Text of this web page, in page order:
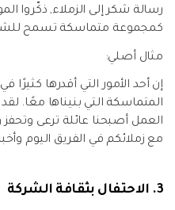
رسالة شكر إلى الزملاء, ذكّروا
كمجموعة متماسكة تسمح
مثال أصلي:
إن أحد الأمور التي أقدرها كثيرًا
المتماسكة التي بنيناها معًا.
العمل أصبحنا عائلة ترعى
مع زملائكم في الفريق اليوم
3. الاحتفال بثقافة الشركة